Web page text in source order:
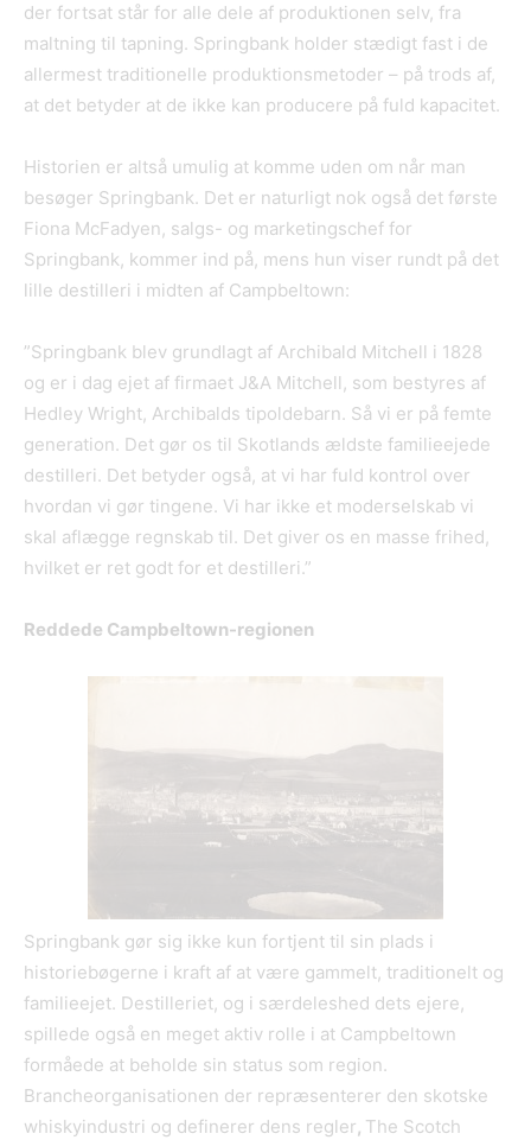
der fortsat står for alle dele af produktionen selv, fra
maltning til tapning. Springbank holder stædigt fast i de
allermest traditionelle produktionsmetoder – på trods af,
at det betyder at de ikke kan producere på fuld kapacitet.
Historien er altså umulig at komme uden om når man
besøger Springbank. Det er naturligt nok også det første
Fiona McFadyen, salgs- og marketingschef for
Springbank, kommer ind på, mens hun viser rundt på det
lille destilleri i midten af Campbeltown:
”Springbank blev grundlagt af Archibald Mitchell i 1828
og er i dag ejet af firmaet J&A Mitchell, som bestyres af
Hedley Wright, Archibalds tipoldebarn. Så vi er på femte
generation. Det gør os til Skotlands ældste familieejede
destilleri. Det betyder også, at vi har fuld kontrol over
hvordan vi gør tingene. Vi har ikke et moderselskab vi
skal aflægge regnskab til. Det giver os en masse frihed,
hvilket er ret godt for et destilleri.”
Reddede Campbeltown-regionen
Springbank gør sig ikke kun fortjent til sin plads i
historiebøgerne i kraft af at være gammelt, traditionelt og
familieejet. Destilleriet, og i særdeleshed dets ejere,
spillede også en meget aktiv rolle i at Campbeltown
formåede at beholde sin status som region.
Brancheorganisationen der repræsenterer den skotske
whiskyindustri og definerer dens regler, The Scotch